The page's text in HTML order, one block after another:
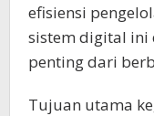
efisiensi
sistem digital ini
penting dari
Tujuan utama